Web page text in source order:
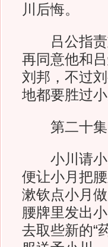
川后悔。
吕公指责
再同意他和
刘邦，不过
地都要胜过
第二十集
小川请小
便让小月把
漱钦点小月
腰牌里发出
去取些新的“